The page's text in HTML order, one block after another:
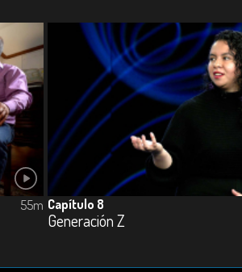
55m Capítulo 8
Generación Z